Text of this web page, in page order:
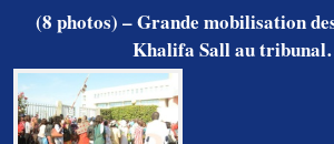
(8 photos) – Grande mobilisation
Khalifa Sall au